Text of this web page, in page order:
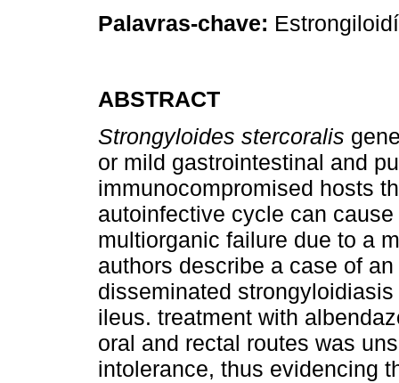
Palavras-chave:
ABSTRACT
Strongyloides stercoralis
or mild gastrointestinal and
immunocompromised hosts
autoinfective cycle can
multiorganic failure due to a
authors describe a case of
disseminated
ileus. treatment with
oral and rectal routes was
intolerance, thus evidencing